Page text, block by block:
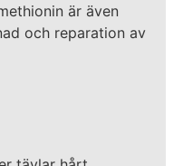
är även
och reparation av